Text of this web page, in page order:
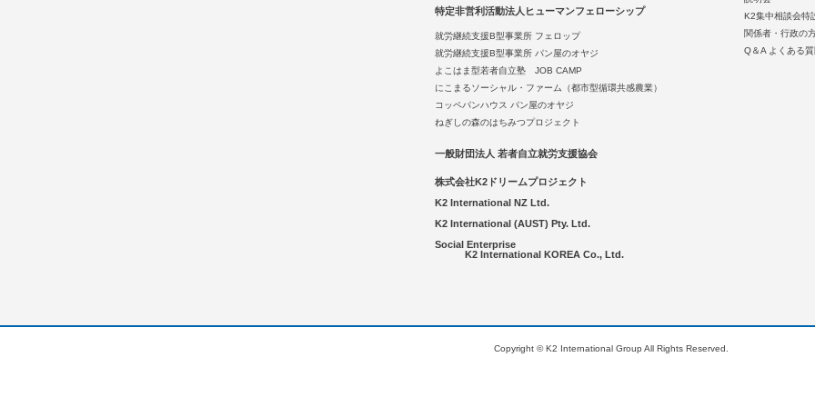
特定非営利活動法人ヒューマンフェローシップ
就労継続支援B型事業所 フェロップ
就労継続支援B型事業所 パン屋のオヤジ
よこはま型若者自立塾 JOB CAMP
にこまるソーシャル・ファーム（都市型循環共感農業）
コッペパンハウス パン屋のオヤジ
ねぎしの森のはちみつプロジェクト
一般財団法人 若者自立就労支援協会
株式会社K2ドリームプロジェクト
K2 International NZ Ltd.
K2 International (AUST) Pty. Ltd.
Social Enterprise
K2 International KOREA Co., Ltd.
K2集中相談会特
関係者・行政の
Q＆A よくある質
Copyright © K2 International Group All Rights Reserved.